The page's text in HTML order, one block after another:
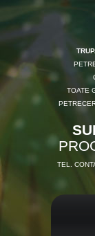
TOATE
TEL.